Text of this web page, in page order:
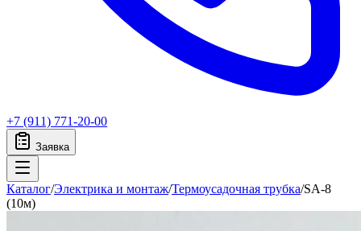
+7 (911) 771-20-00
Заявка
Каталог/Электрика и монтаж/Термоусадочная трубка/SA-8
(10м)